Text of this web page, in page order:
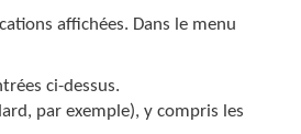
affichées. Dans le menu
ci-dessus.
par exemple), y compris les